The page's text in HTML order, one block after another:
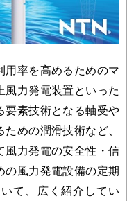
用率を高めるためのマ
風力発電装置といった
要素技術となる軸受や
めの潤滑技術など、
風力発電の安全性・信
の風力発電設備の定期
て、広く紹介してい